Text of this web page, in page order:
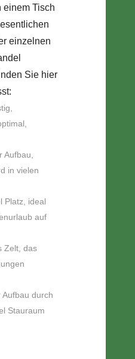
einem Tisch
einzelnen
Sie hier
Aufbau,
in vielen
Platz, ideal
auf
Zelt, das
durch
Stauraum